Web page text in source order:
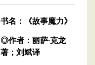
书名：《故事魔力》
◎作者：丽萨·克龙
著；刘斌译